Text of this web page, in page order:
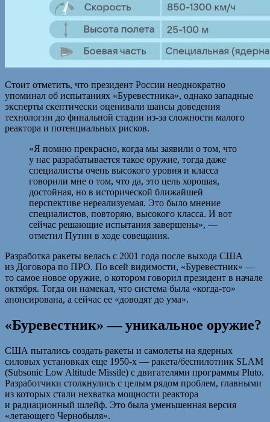
Стоит отметить, что президент России неоднократно
упоминал об испытаниях «Буревестника», однако западные
эксперты скептически оценивали шансы доведения
технологии до финальной стадии из-за сложности малого
реактора и потенциальных рисков.
«Я помню прекрасно, когда мы заявили о том, что
у нас разрабатывается такое оружие, тогда даже
специалисты очень высокого уровня и класса
говорили мне о том, что да, это цель хорошая,
достойная, но в исторической ближайшей
перспективе нереализуемая. Это было мнение
специалистов, повторяю, высокого класса. И вот
сейчас решающие испытания завершены», —
отметил Путин в ходе совещания.
Разработка ракеты велась с 2001 года после выхода США
из Договора по ПРО. По всей видимости, «Буревестник» —
то самое новое оружие, о котором говорил президент в начале
октября. Тогда он намекал, что система была «когда-то»
анонсирована, а сейчас ее «доводят до ума».
«Буревестник» — уникальное оружие?
США пытались создать ракеты и самолеты на ядерных
силовых установках еще 1950-х — ракета/беспилотник SLAM
(Subsonic Low Altitude Missile) с двигателями программы Pluto.
Разработчики столкнулись с целым рядом проблем, главными
из которых стали нехватка мощности реактора
и радиационный шлейф. Это была уменьшенная версия
«летающего Чернобыля».